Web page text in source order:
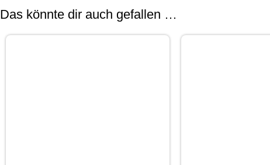
Das könnte dir auch gefallen …